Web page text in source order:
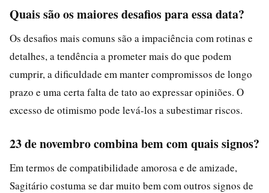
Quais são os maiores desafios para essa data?
Os desafios mais comuns são a impaciência com rotinas e
detalhes, a tendência a prometer mais do que podem
cumprir, a dificuldade em manter compromissos de longo
prazo e uma certa falta de tato ao expressar opiniões. O
excesso de otimismo pode levá-los a subestimar riscos.
23 de novembro combina bem com quais signos?
Em termos de compatibilidade amorosa e de amizade,
Sagitário costuma se dar muito bem com outros signos de